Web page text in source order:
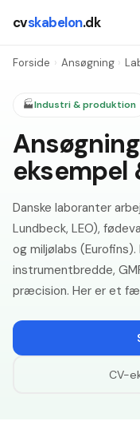
cvskabelon.dk
Forside › Ansøgning ›
🏭Industri & produktion
eksempel
Danske laboranter
Lundbeck, LEO),
og miljølabs
instrumentbredde,
præcision. Her er et
CV-